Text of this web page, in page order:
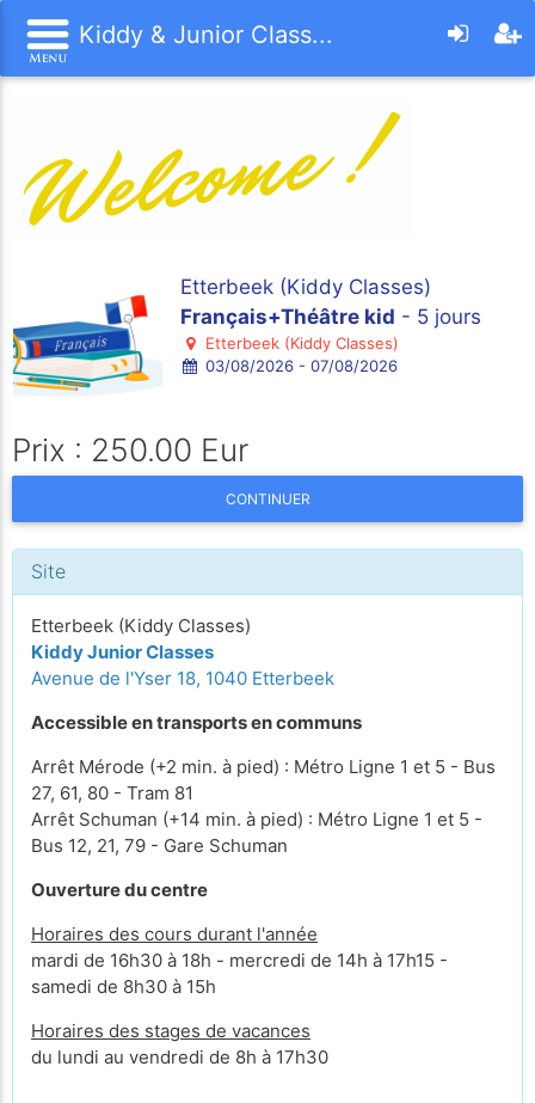
Kiddy & Junior Class...
Etterbeek (Kiddy Classes)
Français+Théâtre kid - 5 jours
Etterbeek (Kiddy Classes)
03/08/2026 - 07/08/2026
Prix : 250.00 Eur
CONTINUER
Site
Etterbeek (Kiddy Classes)
Kiddy Junior Classes
Avenue de l'Yser 18, 1040 Etterbeek
Accessible en transports en communs
Arrêt Mérode (+2 min. à pied) : Métro Ligne 1 et 5 - Bus
27, 61, 80 - Tram 81
Arrêt Schuman (+14 min. à pied) : Métro Ligne 1 et 5 -
Bus 12, 21, 79 - Gare Schuman
Ouverture du centre
Horaires des cours durant l'année
mardi de 16h30 à 18h - mercredi de 14h à 17h15 -
samedi de 8h30 à 15h
Horaires des stages de vacances
du lundi au vendredi de 8h à 17h30